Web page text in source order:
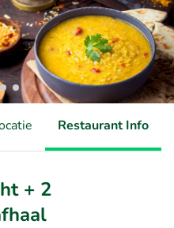
Restaurant Info
+ 2